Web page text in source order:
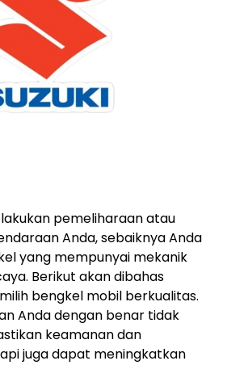
pemeliharaan atau
Anda, sebaiknya Anda
yang mempunyai mekanik
Berikut akan dibahas
bengkel mobil berkualitas.
Anda dengan benar tidak
keamanan dan
juga dapat meningkatkan